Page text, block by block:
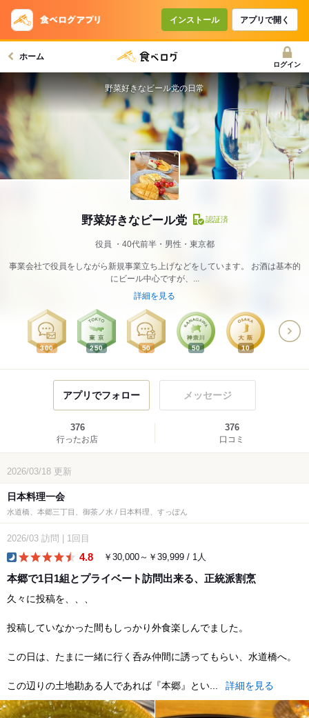
インストール アプリで開く
ホーム
ログイン
野菜好きなビール党 認証済
役員 40代前半・男性・東京都
事業会社で役員をしながら新規事業立ち上げなどをしています。 お酒は基本的
にビール中心ですが、...
詳細を見る
300 250 50 50 10
野菜好きなビール党の日常
アプリでフォロー メッセージ
376
行ったお店
376
口コミ
2026/03/18 更新
日本料理一会
水道橋、本郷三丁目、御茶ノ水 / 日本料理、すっぽん
2026/03 訪問 1回目
4.8 ￥30,000～￥39,999 / 1人
本郷で1日1組とプライベート訪問出来る、正統派割烹
久々に投稿を、、、
投稿していなかった間もしっかり外食楽しんでました。
この日は、たまに一緒に行く呑み仲間に誘ってもらい、水道橋へ。
この辺りの土地勘ある人であれば『本郷』とい... 詳細を見る